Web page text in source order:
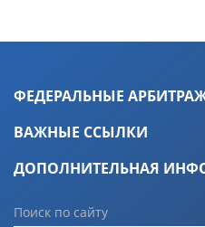
ФЕДЕРАЛЬНЫЕ
ВАЖНЫЕ ССЫЛКИ
ДОПОЛНИТЕЛЬНАЯ
Поиск по сайту